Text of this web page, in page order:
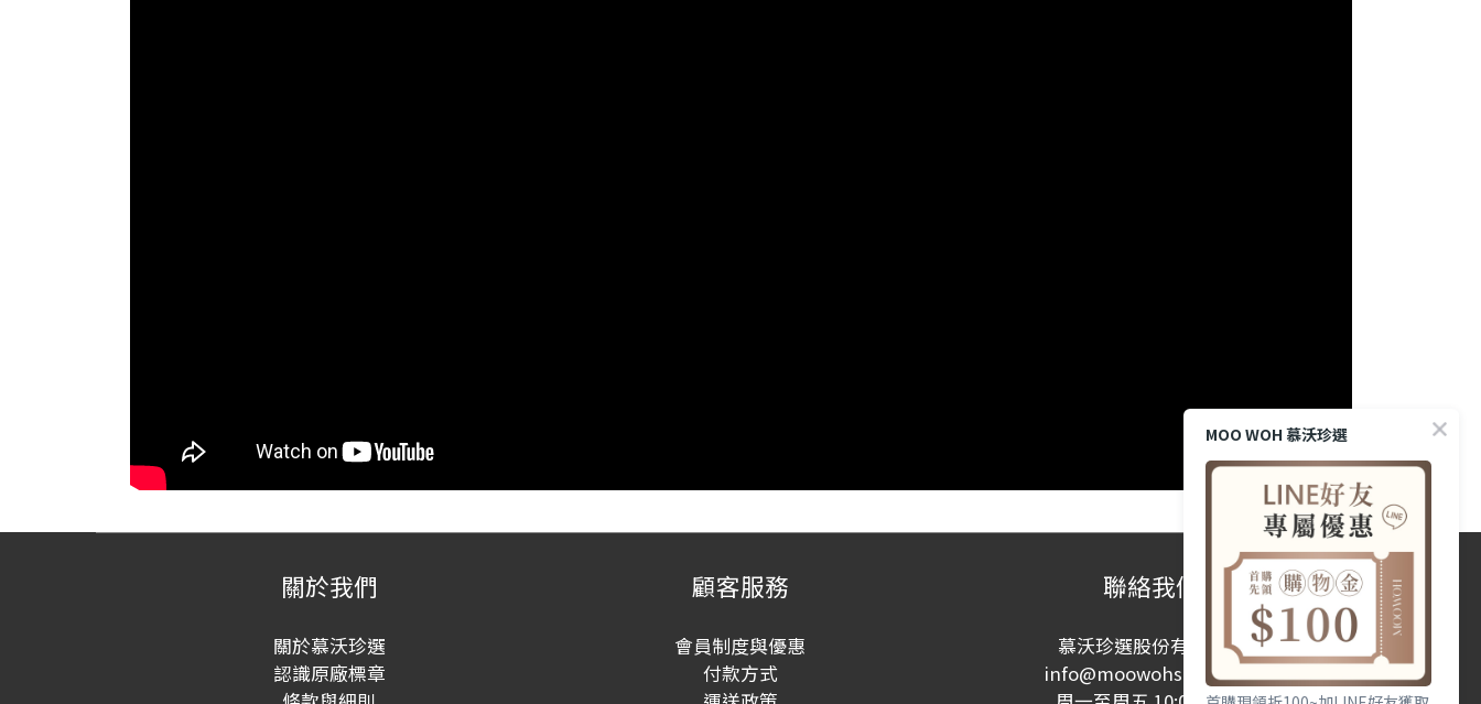
關於我們
關於慕沃珍選
認識原廠標章
顧客服務
會員制度與優惠
付款方式
聯絡我們
慕沃珍選股份有限公司
info@moowohshop.com
MOO WOH 慕沃珍選